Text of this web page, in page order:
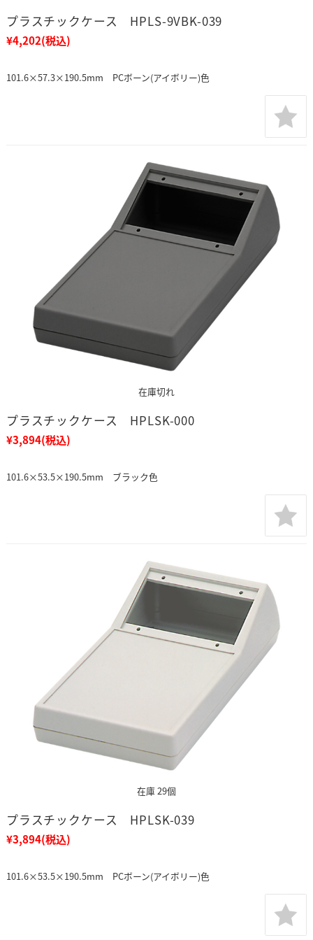
プラスチックケース HPLS-9VBK-039
¥4,202(税込)
101.6×57.3×190.5mm PCボーン(アイボリー)色
在庫切れ
プラスチックケース HPLSK-000
¥3,894(税込)
101.6×53.5×190.5mm ブラック色
在庫 29個
プラスチックケース HPLSK-039
¥3,894(税込)
101.6×53.5×190.5mm PCボーン(アイボリー)色